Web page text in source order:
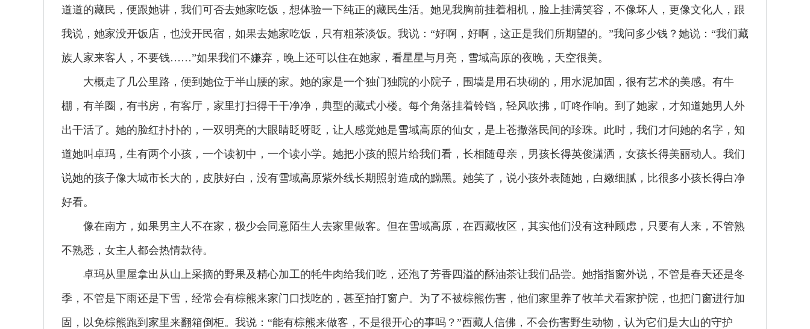
道道的藏民，便跟她讲，我们可否去她家吃饭，想体验一下纯正的藏民生活。她见我胸前挂着相机，脸上挂满笑容，不像坏人，更像文化人，跟
我说，她家没开饭店，也没开民宿，如果去她家吃饭，只有粗茶淡饭。我说：“好啊，好啊，这正是我们所期望的。”我问多少钱？她说：“我们藏
族人家来客人，不要钱……”如果我们不嫌弃，晚上还可以住在她家，看星星与月亮，雪域高原的夜晚，天空很美。
大概走了几公里路，便到她位于半山腰的家。她的家是一个独门独院的小院子，围墙是用石块砌的，用水泥加固，很有艺术的美感。有牛
棚，有羊圈，有书房，有客厅，家里打扫得干干净净，典型的藏式小楼。每个角落挂着铃铛，轻风吹拂，叮咚作响。到了她家，才知道她男人外
出干活了。她的脸红扑扑的，一双明亮的大眼睛眨呀眨，让人感觉她是雪域高原的仙女，是上苍撒落民间的珍珠。此时，我们才问她的名字，知
道她叫卓玛，生有两个小孩，一个读初中，一个读小学。她把小孩的照片给我们看，长相随母亲，男孩长得英俊潇洒，女孩长得美丽动人。我们
说她的孩子像大城市长大的，皮肤好白，没有雪域高原紫外线长期照射造成的黝黑。她笑了，说小孩外表随她，白嫩细腻，比很多小孩长得白净
好看。
像在南方，如果男主人不在家，极少会同意陌生人去家里做客。但在雪域高原，在西藏牧区，其实他们没有这种顾虑，只要有人来，不管熟
不熟悉，女主人都会热情款待。
卓玛从里屋拿出从山上采摘的野果及精心加工的牦牛肉给我们吃，还泡了芳香四溢的酥油茶让我们品尝。她指指窗外说，不管是春天还是冬
季，不管是下雨还是下雪，经常会有棕熊来家门口找吃的，甚至拍打窗户。为了不被棕熊伤害，他们家里养了牧羊犬看家护院，也把门窗进行加
固，以免棕熊跑到家里来翻箱倒柜。我说：“能有棕熊来做客，不是很开心的事吗？”西藏人信佛，不会伤害野生动物，认为它们是大山的守护